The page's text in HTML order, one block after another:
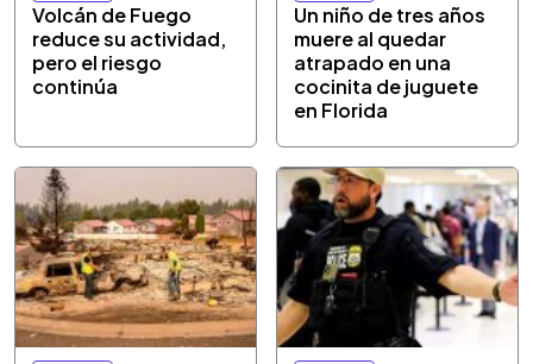
Volcán de Fuego
reduce su actividad,
pero el riesgo
continúa
Un niño de tres años
muere al quedar
atrapado en una
cocinita de juguete
en Florida